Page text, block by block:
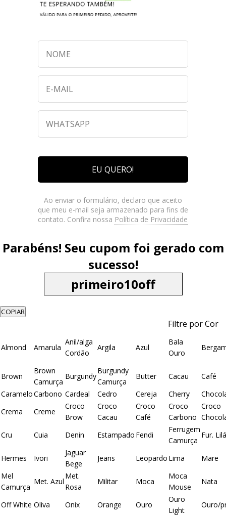
EU QUERO!
Ao enviar o formulário, declaro que aceito
que meu e-mail seja armazenado para fins de
contato. Confira nossa Política de Privacidade
Parabéns! Seu cupom foi gerado com
sucesso!
COPIAR
Filtre por Cor
Almond Amarula
Anil/alga
Cordão
Argila Azul
Bala
Ouro
Brown
Brown
Camurça
Burgundy
Burgundy
Camurça
Butter Cacau
Café
CarameloCarbono Cardeal Cedro Cereja Cherry
Crema
Creme
Croco
Brow
Croco
Cacau
Croco
Café
Croco
Carbono
Croco
Cru
Cuia Denin Estampado Fendi
Ferrugem
Camurça
Fur.
Hermes Ivori
Jaguar
Bege
Jeans Leopardo Lima
Mare
Mel
Camurça
Met. Azul
Met.
Rosa
Militar Moca
Moca
Mouse
Nata
Off White Oliva Onix Orange Ouro
Ouro
Light
Ouro/